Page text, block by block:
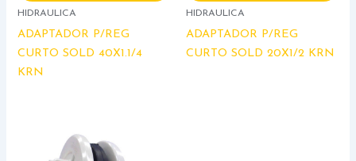
HIDRAULICA
ADAPTADOR P/REG
CURTO SOLD 40X1.1/4
KRN
HIDRAULICA
ADAPTADOR P/REG
CURTO SOLD 20X1/2 KRN